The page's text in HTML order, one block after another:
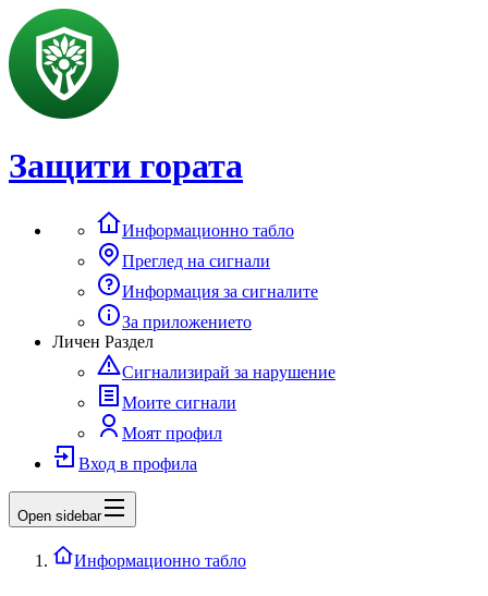
Защити гората
Информационно табло
Преглед на сигнали
Информация за сигналите
За приложението
Личен Раздел
Сигнализирай за нарушение
Моите сигнали
Моят профил
Вход в профила
Open sidebar
Информационно табло